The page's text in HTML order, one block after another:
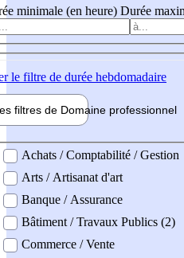
minimale (en heure) Durée
le filtre de durée hebdomadaire
filtres de Domaine professionnel
professionel
Achats / Comptabilité / Gestion
Arts / Artisanat d'art
Banque / Assurance
Bâtiment / Travaux Publics (2)
Commerce / Vente